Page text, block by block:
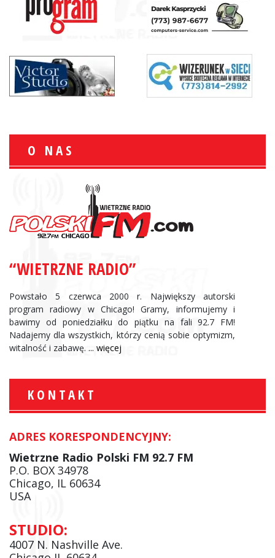
O NAS
“WIETRZNE RADIO”
Powstało 5 czerwca 2000 r. Największy autorski
program radiowy w Chicago! Gramy, informujemy i
bawimy od poniedziałku do piątku na fali 92.7 FM!
Nadajemy dla wszystkich, którzy cenią sobie optymizm,
witalność i zabawę. ... więcej
KONTAKT
ADRES KORESPONDENCYJNY:
Wietrzne Radio Polski FM 92.7 FM
P.O. BOX 34978
Chicago, IL 60634
USA
STUDIO:
4007 N. Nashville Ave.